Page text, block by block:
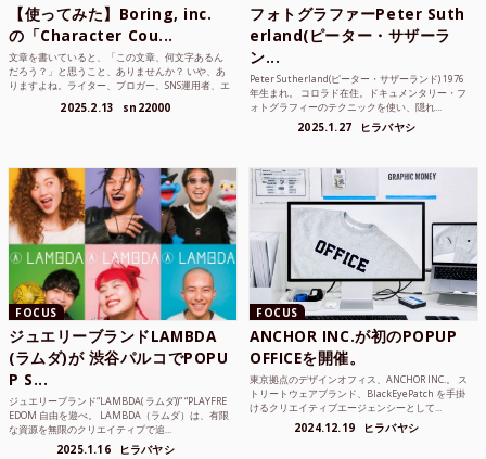
【使ってみた】Boring, inc.
の「Character Cou...
文章を書いていると、「この文章、何文字あるん
だろう？」と思うこと、ありませんか？ いや、あ
りますよね。ライター、ブロガー、SNS運用者、エ
2025.2.13 sn22000
フォトグラファーPeter Suth
erland(ピーター・サザーラ
ン...
Peter Sutherland(ピーター・サザーランド) 1976
年生まれ。 コロラド在住。ドキュメンタリー・フ
ォトグラフィーのテクニックを使い、隠れ...
2025.1.27 ヒラバヤシ
FOCUS
ジュエリーブランドLAMBDA
(ラムダ)が 渋谷パルコでPOPU
P S...
ジュエリーブランド“LAMBDA( ラムダ))” “PLAYFRE
EDOM 自由を遊べ。 LAMBDA（ラムダ）は、有限
な資源を無限のクリエイティブで追...
2025.1.16 ヒラバヤシ
FOCUS
ANCHOR INC.が初のPOPUP
OFFICEを開催。
東京拠点のデザインオフィス、ANCHOR INC.。 ス
トリートウェアブランド、BlackEyePatch を手掛
けるクリエイティブエージェンシーとして...
2024.12.19 ヒラバヤシ